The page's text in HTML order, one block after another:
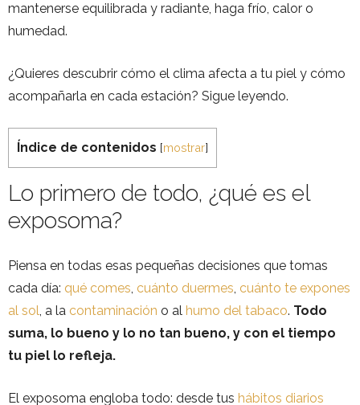
mantenerse equilibrada y radiante, haga frío, calor o
humedad.
¿Quieres descubrir cómo el clima afecta a tu piel y cómo
acompañarla en cada estación? Sigue leyendo.
Índice de contenidos [mostrar]
Lo primero de todo, ¿qué es el
exposoma?
Piensa en todas esas pequeñas decisiones que tomas
cada día: qué comes, cuánto duermes, cuánto te expones
al sol, a la contaminación o al humo del tabaco. Todo
suma, lo bueno y lo no tan bueno, y con el tiempo
tu piel lo refleja.
El exposoma engloba todo: desde tus hábitos diarios